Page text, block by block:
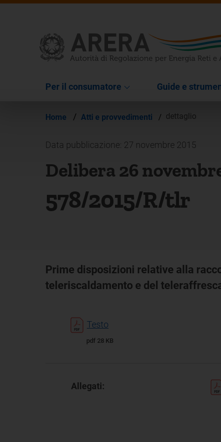
Per il consumatore Guide e
Home / Atti e provvedimenti / dettaglio
Data pubblicazione: 27 novembre 2015
Delibera 26
578/2015/R/tlr
Prime disposizioni relative alla
teleriscaldamento e del
Testo
pdf 28 KB
Allegati: